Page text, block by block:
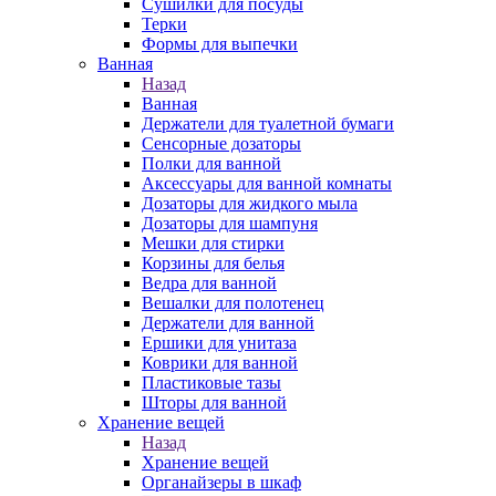
Сушилки для посуды
Терки
Формы для выпечки
Ванная
Назад
Ванная
Держатели для туалетной бумаги
Сенсорные дозаторы
Полки для ванной
Аксессуары для ванной комнаты
Дозаторы для жидкого мыла
Дозаторы для шампуня
Мешки для стирки
Корзины для белья
Ведра для ванной
Вешалки для полотенец
Держатели для ванной
Ершики для унитаза
Коврики для ванной
Пластиковые тазы
Шторы для ванной
Хранение вещей
Назад
Хранение вещей
Органайзеры в шкаф